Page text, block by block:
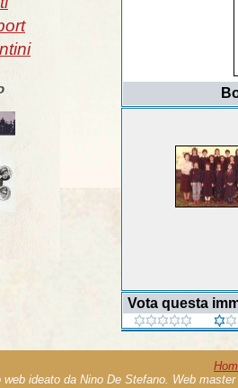
Vota questa
web ideato da Nino De Stefano. Web